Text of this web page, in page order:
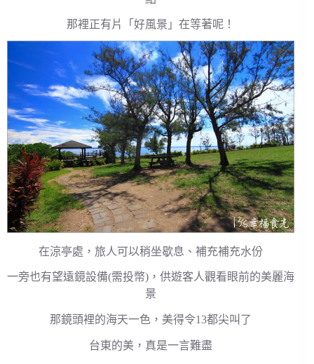
那裡正有片「好風景」在等著呢！
在涼亭處，旅人可以稍坐歇息、補充補充水份
一旁也有望遠鏡設備(需投幣)，供遊客人觀看眼前的美麗海
景
那鏡頭裡的海天一色，美得令13都尖叫了
台東的美，真是一言難盡